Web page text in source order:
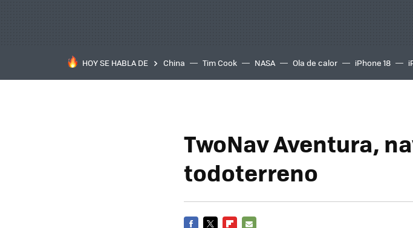
HOY SE HABLA DE China Tim Cook NASA Ola de calor iPhone 18
TwoNav Aventura,
todoterreno